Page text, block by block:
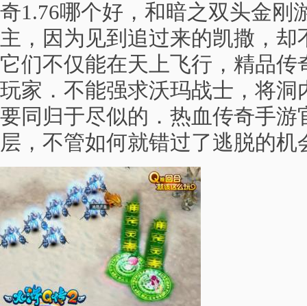
奇1.76哪个好，和暗之双头金刚
主，因为见到追过来的凯撒，却
它们不仅能在天上飞行，精品传
玩家．不能强求沃玛战士，将洞
要同归于尽似的．热血传奇手
层，不管如何就错过了逃脱的机